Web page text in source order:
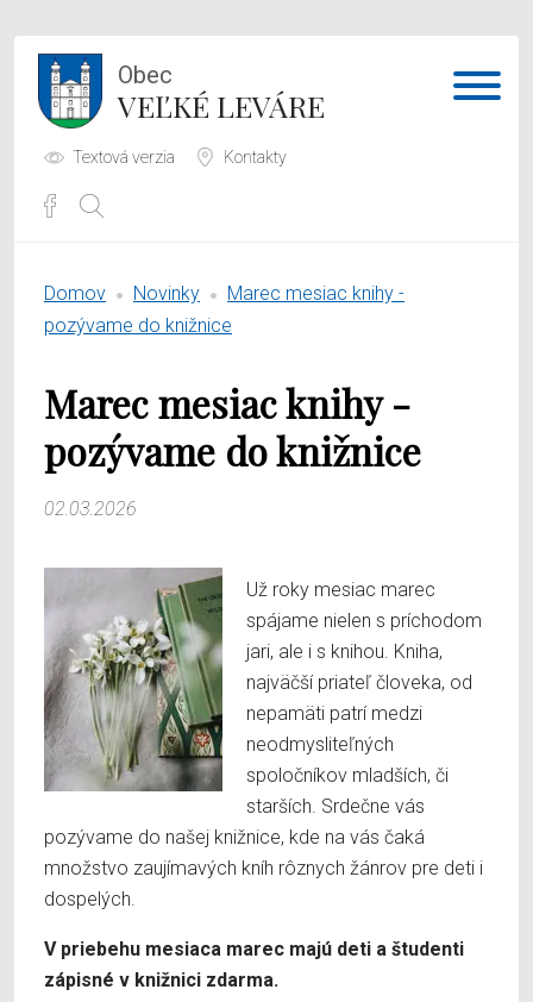
Obec
VEĽKÉ LEVÁRE
Textová verzia Kontakty
Samospráva
Domov Novinky
Marec mesiac knihy -
pozývame do knižnice
Marec mesiac knihy -
pozývame do knižnice
02.03.2026
Už roky mesiac marec
spájame nielen s príchodom
jari, ale i s knihou. Kniha,
najväčší priateľ človeka, od
nepamäti patrí medzi
neodmysliteľných
spoločníkov mladších, či
starších. Srdečne vás
pozývame do našej knižnice, kde na vás čaká
množstvo zaujímavých kníh rôznych žánrov pre deti i
dospelých.
V priebehu mesiaca marec majú deti a študenti
zápisné v knižnici zdarma.